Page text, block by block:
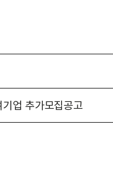
업 추가모집공고